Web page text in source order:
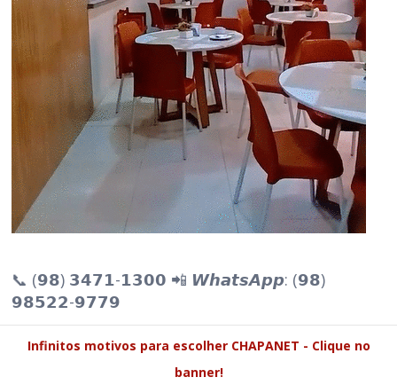
📞 (𝟵𝟴) 𝟯𝟰𝟳𝟭-𝟭𝟯𝟬𝟬 📲 𝙒𝙝𝙖𝙩𝙨𝘼𝙥𝙥: (𝟵𝟴)
𝟵𝟴𝟱𝟮𝟮-𝟵𝟳𝟳𝟵
Infinitos motivos para escolher CHAPANET - Clique no
banner!